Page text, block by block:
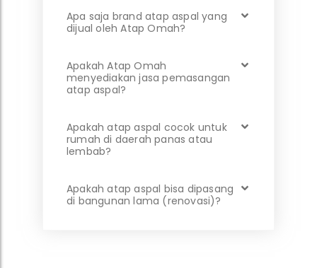
Apa saja brand atap aspal yang
dijual oleh Atap Omah?
Apakah Atap Omah
menyediakan jasa pemasangan
atap aspal?
Apakah atap aspal cocok untuk
rumah di daerah panas atau
lembab?
Apakah atap aspal bisa dipasang
di bangunan lama (renovasi)?